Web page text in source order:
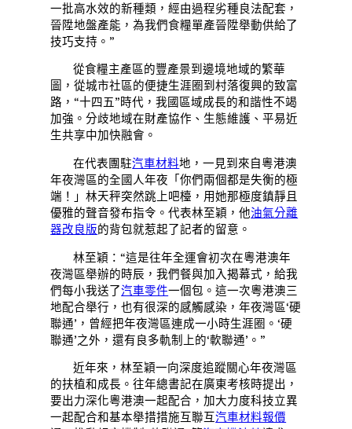
一批高水效的新種類，經由過程劣種良法配套，
晉陞地盤產能，為我們食糧單產晉陞舉動供給了
技巧支持。”
從食糧主產區的豐產景到邊境地域的繁華
圖，從城市社區的便捷生涯圈到村落復興的致富
路，“十四五”時代，我國區域成長的和諧性不竭
加強。分歧地域在財產協作、生態維護、平易近
生共享中加快融會。
在代表團駐汽車材料地，一見到來自粵港澳
年夜灣區的全國人年夜「你們兩個都是失衡的極
端！」林天秤突然跳上吧檯，用她那極度鎮靜且
優雅的聲音發布指令。代表林至穎，他油氣分離
器改良版的背包就惹起了記者的留意。
林至穎：“這是往年全運會初次在粵港澳年
夜灣區舉辦的時辰，我們餐與加入揭幕式，給我
們每小我送了汽車零件一個包。這一次粵港澳三
地配合舉行，也有很深的感觸感染，年夜灣區‘硬
聯通’，曾經把年夜灣區連成一小時生涯圈。‘硬
聯通’之外，還有良多軌制上的‘軟聯通’。”
近年來，林至穎一向深度追蹤關心年夜灣區
的扶植和成長。往年總書記在廣東考核時提出，
要出力深化粵港澳一起配合，加大力度科技立異
一起配合和基本舉措措施互聯互汽車材料報價